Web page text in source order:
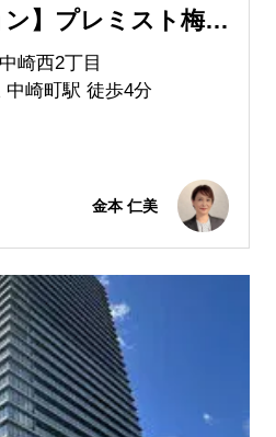
【中古マンション】プレミスト梅田NORTH
崎西2丁目
崎町駅 徒歩4分
金本 仁美